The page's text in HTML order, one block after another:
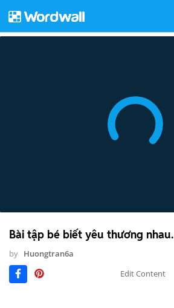
Bài tập bé biết yêu thương nhau.
by Huongtran6a
Edit Content